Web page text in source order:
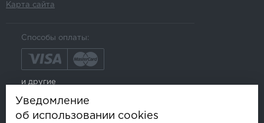
Карта сайта
Способы оплаты:
и другие
Уведомление
об использовании cookies